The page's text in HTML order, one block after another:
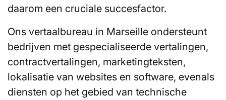
daarom een cruciale succesfactor.
Ons vertaalbureau in Marseille ondersteunt
bedrijven met gespecialiseerde vertalingen,
contractvertalingen, marketingteksten,
lokalisatie van websites en software, evenals
diensten op het gebied van technische